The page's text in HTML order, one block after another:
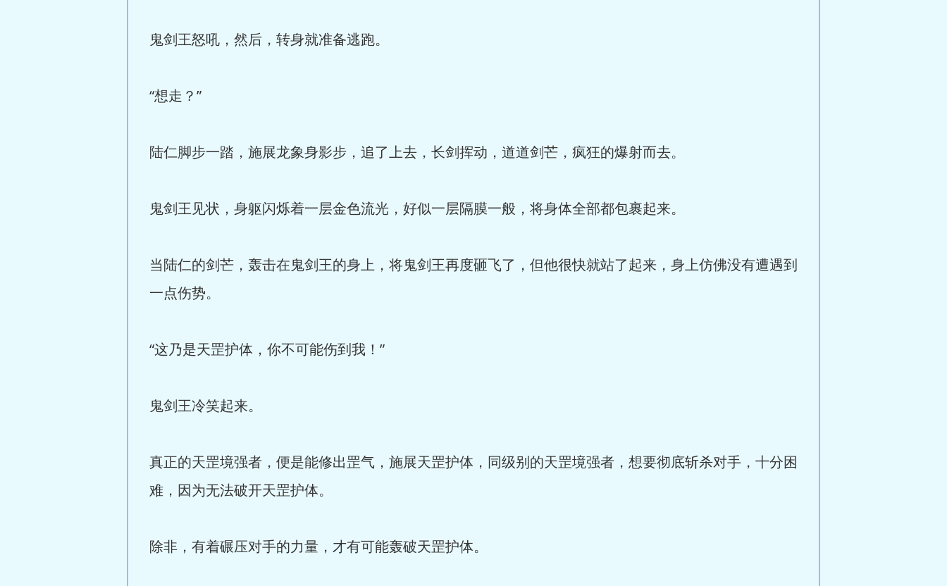
鬼剑王怒吼，然后，转身就准备逃跑。
“想走？”
陆仁脚步一踏，施展龙象身影步，追了上去，长剑挥动，道道剑芒，疯狂的爆射而去。
鬼剑王见状，身躯闪烁着一层金色流光，好似一层隔膜一般，将身体全部都包裹起来。
当陆仁的剑芒，轰击在鬼剑王的身上，将鬼剑王再度砸飞了，但他很快就站了起来，身上仿佛没有遭遇到
一点伤势。
“这乃是天罡护体，你不可能伤到我！”
鬼剑王冷笑起来。
真正的天罡境强者，便是能修出罡气，施展天罡护体，同级别的天罡境强者，想要彻底斩杀对手，十分困
难，因为无法破开天罡护体。
除非，有着碾压对手的力量，才有可能轰破天罡护体。